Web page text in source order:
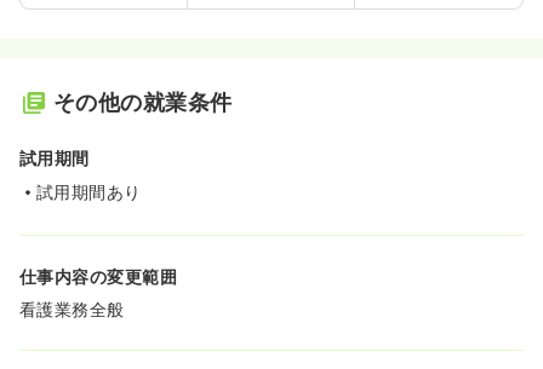
その他の就業条件
試用期間
試用期間あり
仕事内容の変更範囲
看護業務全般